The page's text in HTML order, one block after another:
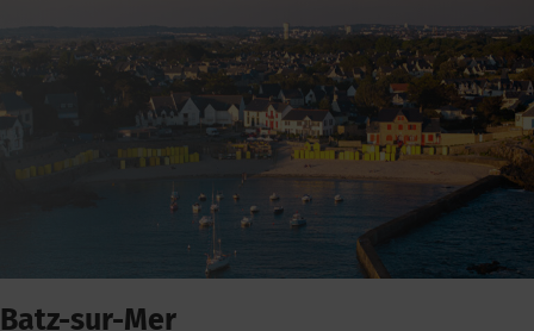
Batz-sur-Mer